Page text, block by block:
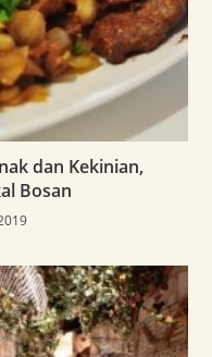
dan Kekinian,
Bosan